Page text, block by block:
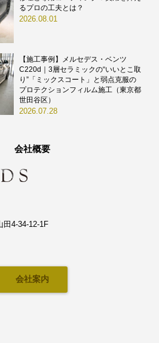
るプロの工夫とは？
2026.08.01
【施工事例】メルセデス・ベンツ
C220d｜3層セラミックの“いいとこ取
り”「ミックスコート」と弱点克服の
プロテクションフィルム施工（東京都
世田谷区）
2026.07.28
会社概要
田4-34-12-1F
会社案内